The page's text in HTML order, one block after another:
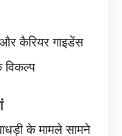
और कैरियर गाइडेंस
विकल्प
के मामले सामने